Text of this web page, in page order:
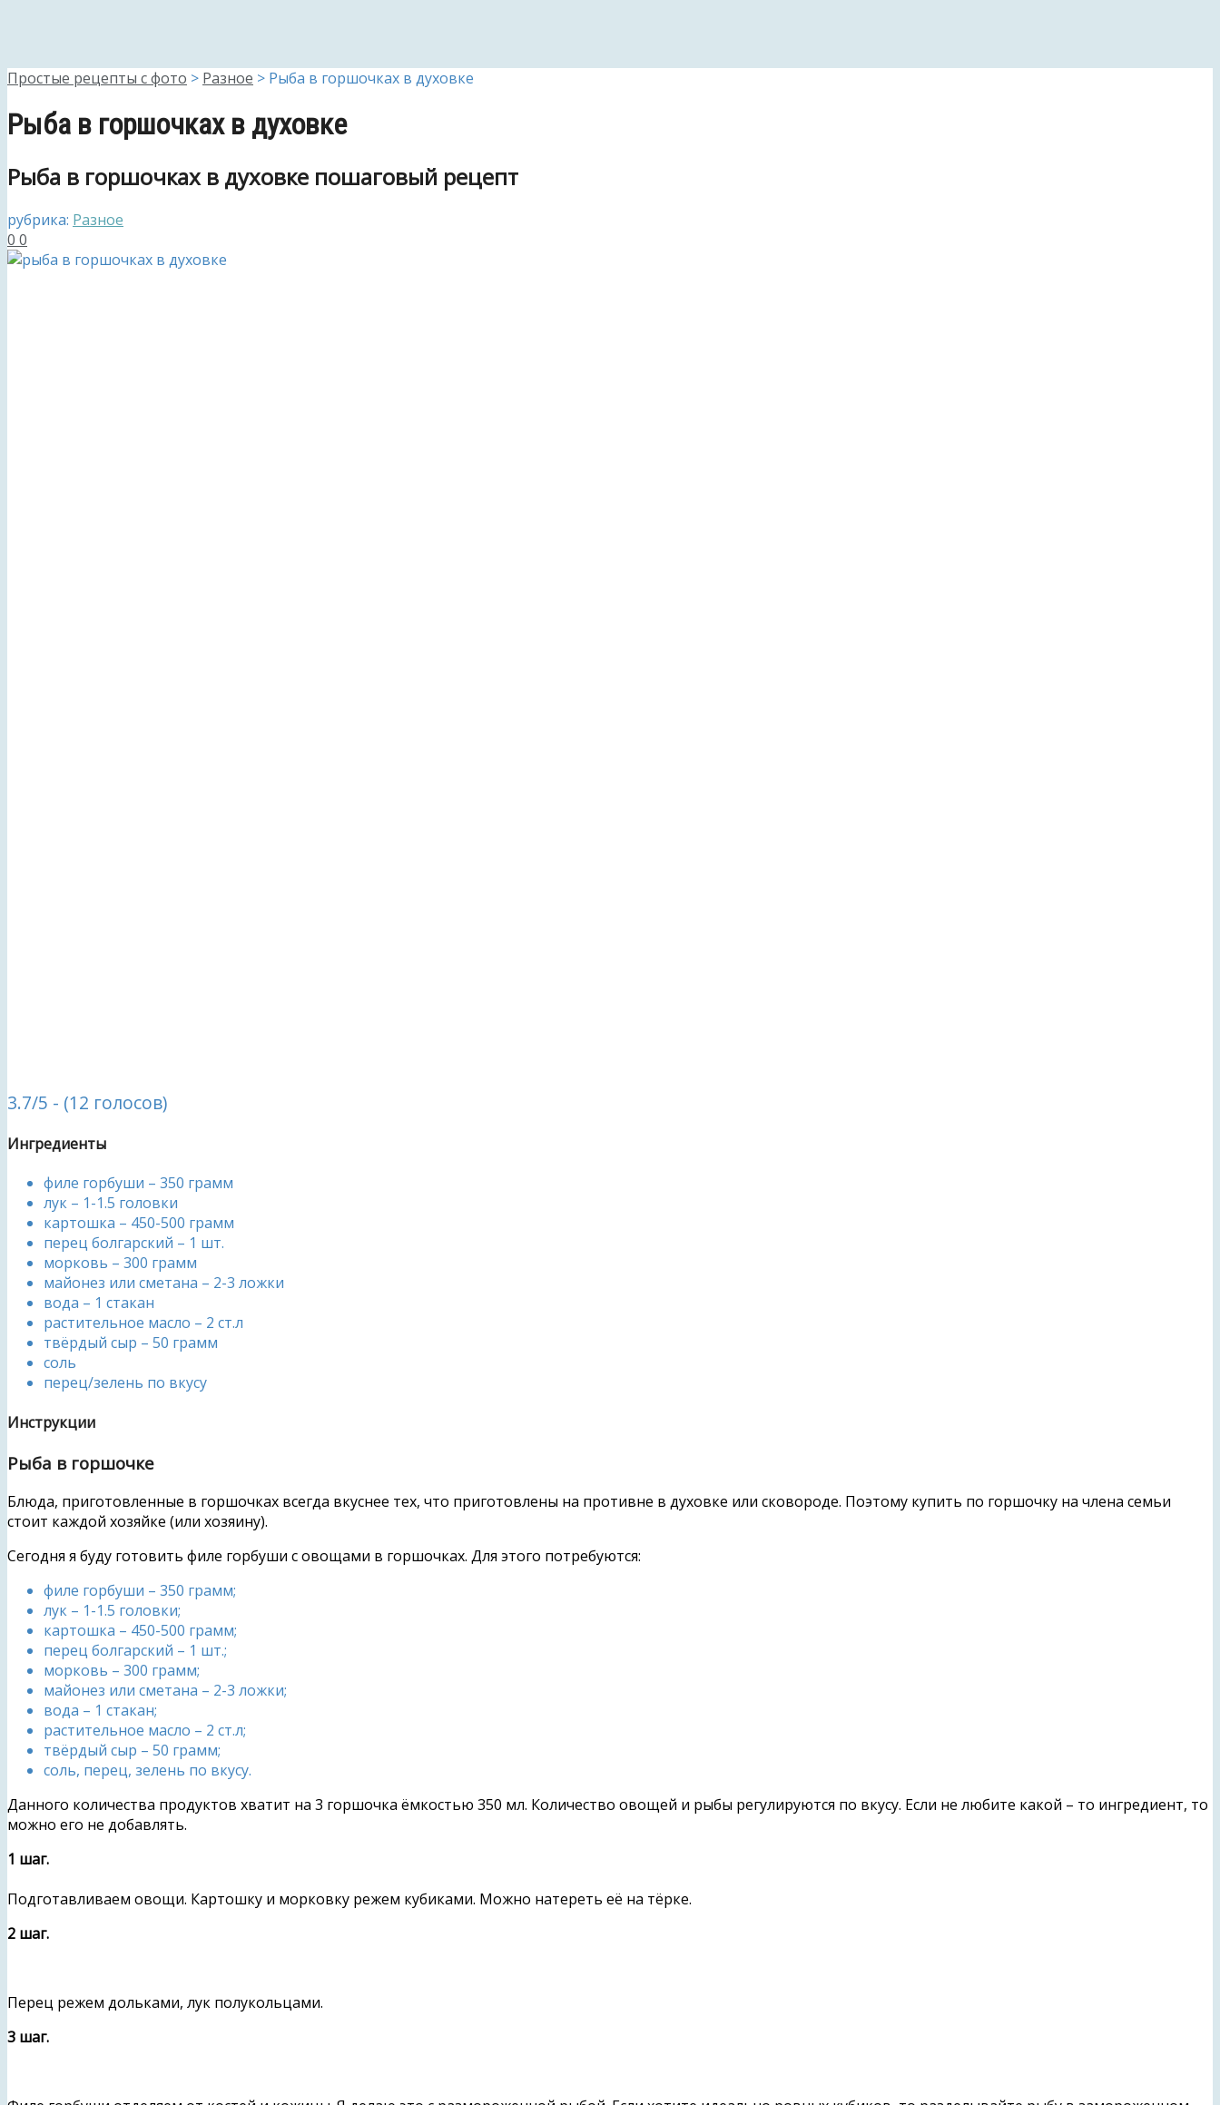
Простые рецепты с фото > Разное > Рыба в горшочках в духовке
Рыба в горшочках в духовке
Рыба в горшочках в духовке пошаговый рецепт
рубрика: Разное
0 0
3.7/5 - (12 голосов)
Ингредиенты
филе горбуши – 350 грамм
лук – 1-1.5 головки
картошка – 450-500 грамм
перец болгарский – 1 шт.
морковь – 300 грамм
майонез или сметана – 2-3 ложки
вода – 1 стакан
растительное масло – 2 ст.л
твёрдый сыр – 50 грамм
соль
перец/зелень по вкусу
Инструкции
Рыба в горшочке
Блюда, приготовленные в горшочках всегда вкуснее тех, что приготовлены на противне в духовке или сковороде. Поэтому купить по горшочку на члена семьи
стоит каждой хозяйке (или хозяину).
Сегодня я буду готовить филе горбуши с овощами в горшочках. Для этого потребуются:
филе горбуши – 350 грамм;
лук – 1-1.5 головки;
картошка – 450-500 грамм;
перец болгарский – 1 шт.;
морковь – 300 грамм;
майонез или сметана – 2-3 ложки;
вода – 1 стакан;
растительное масло – 2 ст.л;
твёрдый сыр – 50 грамм;
соль, перец, зелень по вкусу.
Данного количества продуктов хватит на 3 горшочка ёмкостью 350 мл. Количество овощей и рыбы регулируются по вкусу. Если не любите какой – то ингредиент, то
можно его не добавлять.
1 шаг.
Подготавливаем овощи. Картошку и морковку режем кубиками. Можно натереть её на тёрке.
2 шаг.
Перец режем дольками, лук полукольцами.
3 шаг.